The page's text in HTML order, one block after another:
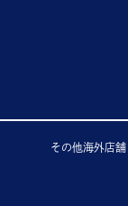
その他海外店舗